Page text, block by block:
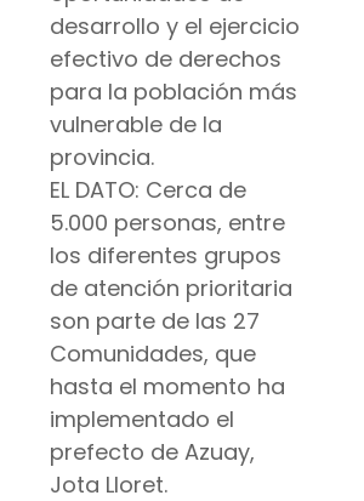
desarrollo y el ejercicio
efectivo de derechos
para la población más
vulnerable de la
provincia.
EL DATO: Cerca de
5.000 personas, entre
los diferentes grupos
de atención prioritaria
son parte de las 27
Comunidades, que
hasta el momento ha
implementado el
prefecto de Azuay,
Jota Lloret.